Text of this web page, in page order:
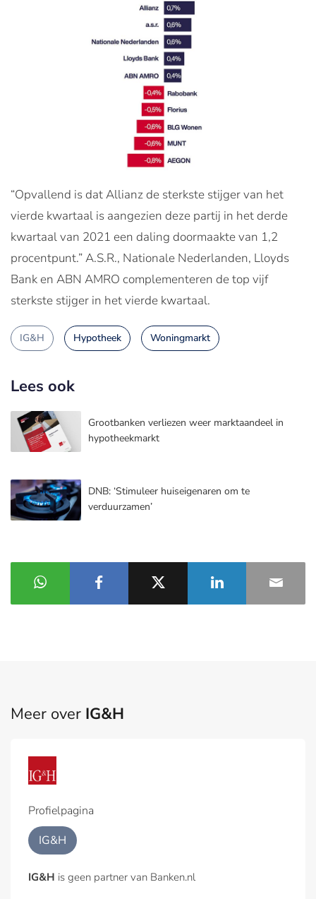
“Opvallend is dat Allianz de sterkste stijger van het
vierde kwartaal is aangezien deze partij in het derde
kwartaal van 2021 een daling doormaakte van 1,2
procentpunt.” A.S.R., Nationale Nederlanden, Lloyds
Bank en ABN AMRO complementeren de top vijf
sterkste stijger in het vierde kwartaal.
IG&H Hypotheek Woningmarkt
Lees ook
Grootbanken verliezen weer marktaandeel in
hypotheekmarkt
DNB: ‘Stimuleer huiseigenaren om te
verduurzamen’
Meer over IG&H
Profielpagina
IG&H
IG&H is geen partner van Banken.nl